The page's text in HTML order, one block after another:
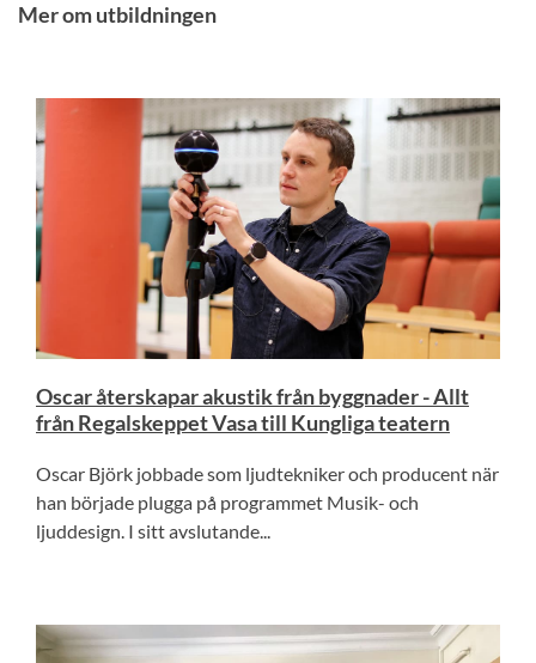
Mer om utbildningen
Oscar återskapar akustik från byggnader - Allt
från Regalskeppet Vasa till Kungliga teatern
Oscar Björk jobbade som ljudtekniker och producent när
han började plugga på programmet Musik- och
ljuddesign. I sitt avslutande...